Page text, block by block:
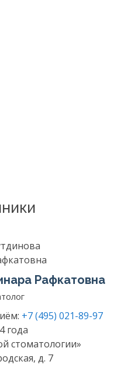
Рафкатовна
+7 (495) 021-89-97
года
стоматологии»
д. 7